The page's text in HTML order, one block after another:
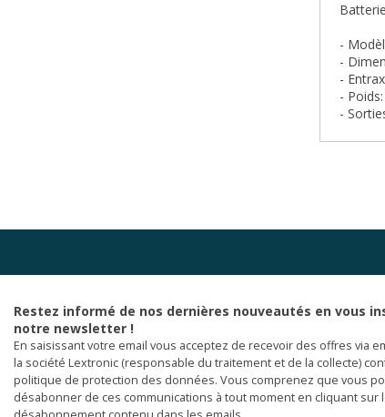
-
-
-
-
-
Restez informé de nos dernières nouveautés en vous
notre newsletter !
En saisissant votre email vous acceptez de recevoir des offres via
la société Lextronic (responsable du traitement et de la collecte)
politique de protection des données. Vous comprenez que vous
désabonner de ces communications à tout moment en cliquant sur